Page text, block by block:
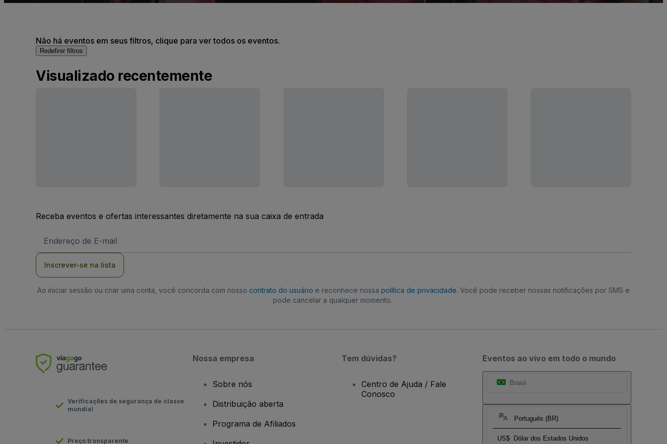
Não há eventos em seus filtros, clique para ver todos os eventos.
Redefinir filtros
Visualizado recentemente
Receba eventos e ofertas interessantes diretamente na sua caixa de entrada
de
Inscrever-se na lista
Ao iniciar sessão ou criar uma conta, você concorda com nosso contrato do usuário e reconhece nossa política de privacidade. Você pode receber nossas notificações por SMS e
pode cancelar a qualquer momento.
Eventos ao vivo em todo o mundo
Brasil
Português (BR)
US$ Dólar dos Estados Unidos
Verificações de segurança de classe
mundial
Preço transparente
Nossa empresa
Sobre nós
Distribuição aberta
Programa de Afiliados
Tem dúvidas?
Centro de Ajuda / Fale
Conosco